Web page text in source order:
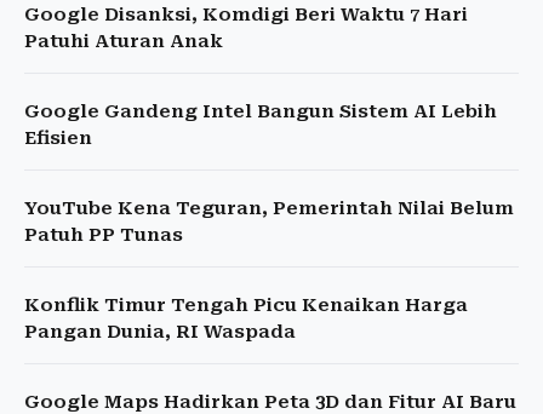
Google Disanksi, Komdigi Beri Waktu 7 Hari
Patuhi Aturan Anak
Google Gandeng Intel Bangun Sistem AI Lebih
Efisien
YouTube Kena Teguran, Pemerintah Nilai Belum
Patuh PP Tunas
Konflik Timur Tengah Picu Kenaikan Harga
Pangan Dunia, RI Waspada
Google Maps Hadirkan Peta 3D dan Fitur AI Baru